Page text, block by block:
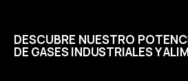
DESCUBRE NUESTRO
DE GASES INDUSTRIALES Y